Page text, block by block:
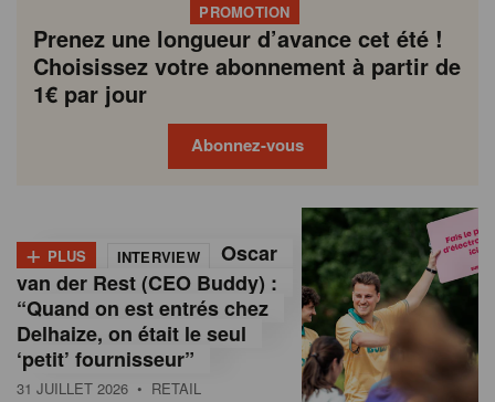
PROMOTION
Prenez une longueur d’avance cet été !
Choisissez votre abonnement à partir de
1€ par jour
Abonnez-vous
o
n
d
o
+ PLUS INTERVIEW
Oscar
van der Rest (CEO Buddy) :
“Quand on est entrés chez
Delhaize, on était le seul
‘petit’ fournisseur”
31 JUILLET 2026 • RETAIL